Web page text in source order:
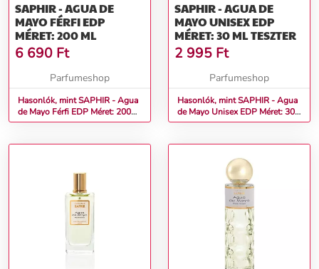
SAPHIR - AGUA DE
MAYO FÉRFI EDP
MÉRET: 200 ML
6 690 Ft
Parfumeshop
Hasonlók, mint SAPHIR - Agua
de Mayo Férfi EDP Méret: 200
ml
SAPHIR - AGUA DE
MAYO UNISEX EDP
MÉRET: 30 ML TESZTER
2 995 Ft
Parfumeshop
Hasonlók, mint SAPHIR - Agua
de Mayo Unisex EDP Méret: 30
ml teszter